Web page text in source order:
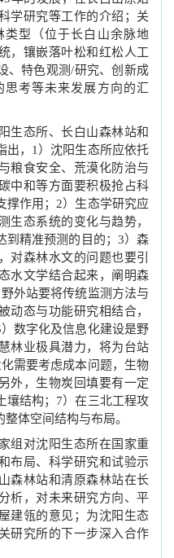
学研究等工作的介绍；关
型（位于长白山余脉地
，镶嵌落叶松和红松人工
、特色观测/研究、创新成
考等未来发展方向的汇
生态所、长白山森林站和
出，1）沈阳生态所应依托
粮食安全、荒漠化防治与
中和等方面要积极抢占科
撑作用；2）生态学研究应
生态系统的变化与趋势，
到精准预测的目的；3）森
对森林水文的问题也要引
水文学结合起来，阐明森
外站要将传统监测方法与
动态与功能研究相结合，
数字化及信息化建设是野
林业极具潜力，将为台站
需要考虑成本问题，生物
外，生物炭回填要有一定
壤结构；7）在三北工程攻
体空间结构与布局。
组对沈阳生态所在国家重
布局、科学研究和试验示
森林站和清原森林站在长
析，对未来研究方向、平
建瓴的意见；为沈阳生态
研究所的下一步深入合作